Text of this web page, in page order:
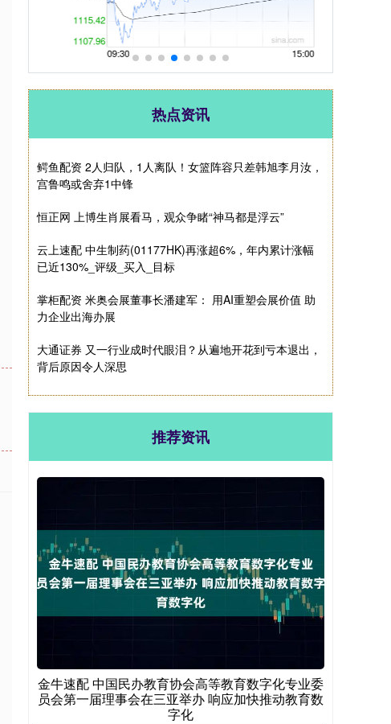
热点资讯
鳄鱼配资 2人归队，1人离队！女篮阵容只差韩旭李月汝，
宫鲁鸣或舍弃1中锋
恒正网 上博生肖展看马，观众争睹“神马都是浮云”
云上速配 中生制药(01177HK)再涨超6%，年内累计涨幅
已近130%_评级_买入_目标
掌柜配资 米奥会展董事长潘建军： 用AI重塑会展价值 助
力企业出海办展
大通证券 又一行业成时代眼泪？从遍地开花到亏本退出，
背后原因令人深思
推荐资讯
金牛速配 中国民办教育协会高等教育数字化专业委
员会第一届理事会在三亚举办 响应加快推动教育数
字化